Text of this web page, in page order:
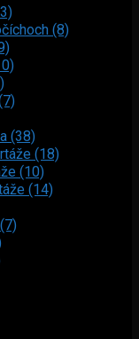
(8)
(38)
(18)
(10)
(14)